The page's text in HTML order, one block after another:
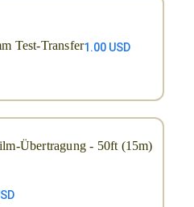
Test-Transfer1.00 USD
Übertragung - 50ft (15m)